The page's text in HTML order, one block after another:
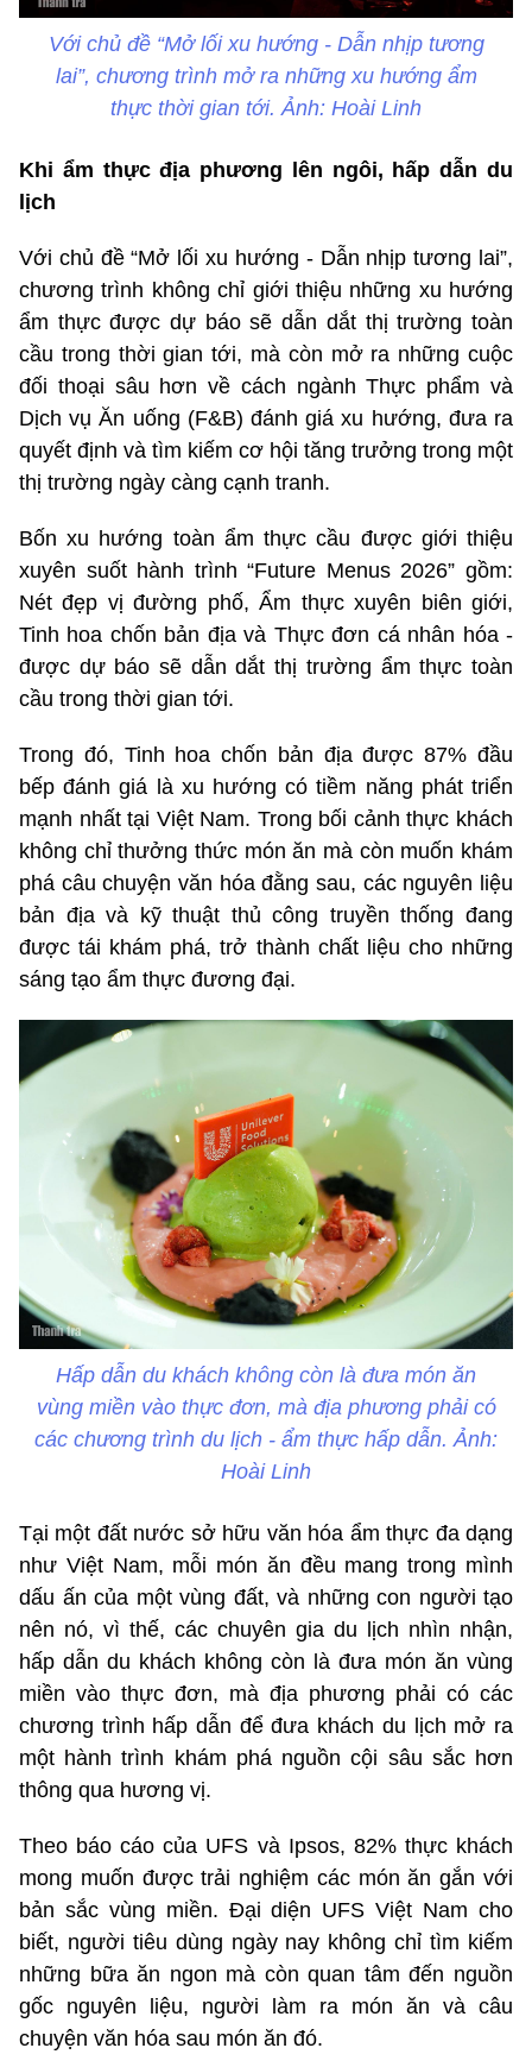
Với chủ đề “Mở lối xu hướng - Dẫn nhịp tương
lai”, chương trình mở ra những xu hướng ẩm
thực thời gian tới. Ảnh: Hoài Linh
Khi ẩm thực địa phương lên ngôi, hấp dẫn du
lịch
Với chủ đề “Mở lối xu hướng - Dẫn nhịp tương lai”,
chương trình không chỉ giới thiệu những xu hướng
ẩm thực được dự báo sẽ dẫn dắt thị trường toàn
cầu trong thời gian tới, mà còn mở ra những cuộc
đối thoại sâu hơn về cách ngành Thực phẩm và
Dịch vụ Ăn uống (F&B) đánh giá xu hướng, đưa ra
quyết định và tìm kiếm cơ hội tăng trưởng trong một
thị trường ngày càng cạnh tranh.
Bốn xu hướng toàn ẩm thực cầu được giới thiệu
xuyên suốt hành trình “Future Menus 2026” gồm:
Nét đẹp vị đường phố, Ẩm thực xuyên biên giới,
Tinh hoa chốn bản địa và Thực đơn cá nhân hóa -
được dự báo sẽ dẫn dắt thị trường ẩm thực toàn
cầu trong thời gian tới.
Trong đó, Tinh hoa chốn bản địa được 87% đầu
bếp đánh giá là xu hướng có tiềm năng phát triển
mạnh nhất tại Việt Nam. Trong bối cảnh thực khách
không chỉ thưởng thức món ăn mà còn muốn khám
phá câu chuyện văn hóa đằng sau, các nguyên liệu
bản địa và kỹ thuật thủ công truyền thống đang
được tái khám phá, trở thành chất liệu cho những
sáng tạo ẩm thực đương đại.
Hấp dẫn du khách không còn là đưa món ăn
vùng miền vào thực đơn, mà địa phương phải có
các chương trình du lịch - ẩm thực hấp dẫn. Ảnh:
Hoài Linh
Tại một đất nước sở hữu văn hóa ẩm thực đa dạng
như Việt Nam, mỗi món ăn đều mang trong mình
dấu ấn của một vùng đất, và những con người tạo
nên nó, vì thế, các chuyên gia du lịch nhìn nhận,
hấp dẫn du khách không còn là đưa món ăn vùng
miền vào thực đơn, mà địa phương phải có các
chương trình hấp dẫn để đưa khách du lịch mở ra
một hành trình khám phá nguồn cội sâu sắc hơn
thông qua hương vị.
Theo báo cáo của UFS và Ipsos, 82% thực khách
mong muốn được trải nghiệm các món ăn gắn với
bản sắc vùng miền. Đại diện UFS Việt Nam cho
biết, người tiêu dùng ngày nay không chỉ tìm kiếm
những bữa ăn ngon mà còn quan tâm đến nguồn
gốc nguyên liệu, người làm ra món ăn và câu
chuyện văn hóa sau món ăn đó.